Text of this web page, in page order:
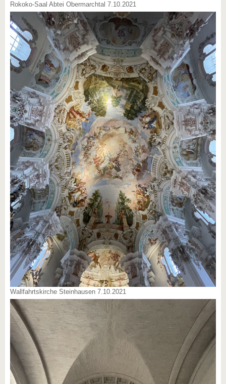
Rokoko-Saal Abtei Obermarchtal 7.10.2021
Wallfahrtskirche Steinhausen 7.10.2021